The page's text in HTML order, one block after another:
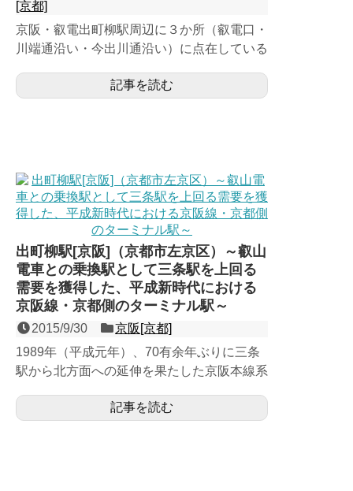
[京都]
京阪・叡電出町柳駅周辺に３か所（叡電口・
川端通沿い・今出川通沿い）に点在している
に名称を統合。市内...記事を読む
出町柳駅[京阪]（京都市左京区）～叡山
電車との乗換駅として三条駅を上回る
需要を獲得した、平成新時代における
京阪線・京都側のターミナル駅～
2015/9/30
京阪[京都]
1989年（平成元年）、70有余年ぶりに三条
駅から北方面への延伸を果たした京阪本線系
て開業した島式１...記事を読む